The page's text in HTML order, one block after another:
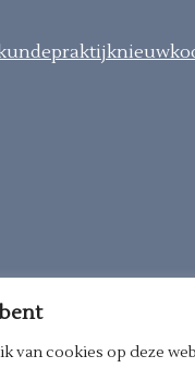
van cookies op deze